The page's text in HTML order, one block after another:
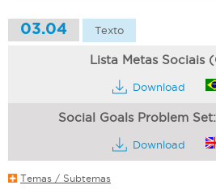
03.04 Texto
Lista Metas Sociais
Download
Social Goals Problem
Download
Temas / Subtemas